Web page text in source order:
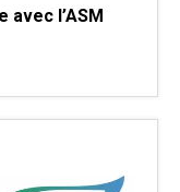
avec l’ASM